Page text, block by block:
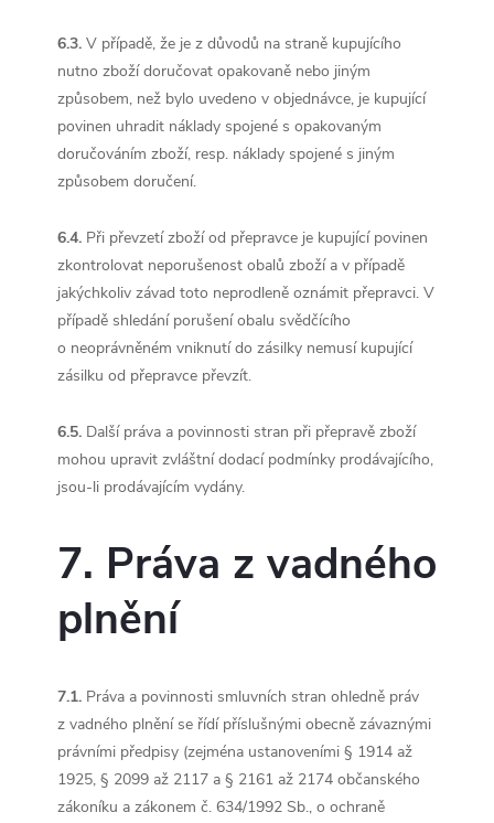
6.3. V případě, že je z důvodů na straně kupujícího
nutno zboží doručovat opakovaně nebo jiným
způsobem, než bylo uvedeno v objednávce, je kupující
povinen uhradit náklady spojené s opakovaným
doručováním zboží, resp. náklady spojené s jiným
způsobem doručení.
6.4. Při převzetí zboží od přepravce je kupující povinen
zkontrolovat neporušenost obalů zboží a v případě
jakýchkoliv závad toto neprodleně oznámit přepravci. V
případě shledání porušení obalu svědčícího
o neoprávněném vniknutí do zásilky nemusí kupující
zásilku od přepravce převzít.
6.5. Další práva a povinnosti stran při přepravě zboží
mohou upravit zvláštní dodací podmínky prodávajícího,
jsou-li prodávajícím vydány.
7. Práva z vadného
plnění
7.1. Práva a povinnosti smluvních stran ohledně práv
z vadného plnění se řídí příslušnými obecně závaznými
právními předpisy (zejména ustanoveními § 1914 až
1925, § 2099 až 2117 a § 2161 až 2174 občanského
zákoníku a zákonem č. 634/1992 Sb., o ochraně